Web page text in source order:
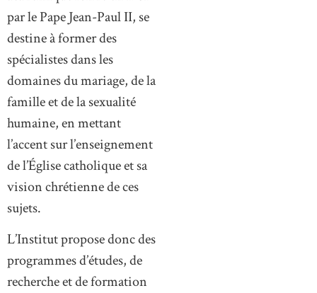
par le Pape Jean-Paul II, se
destine à former des
spécialistes dans les
domaines du mariage, de la
famille et de la sexualité
humaine, en mettant
l’accent sur l’enseignement
de l’Église catholique et sa
vision chrétienne de ces
sujets.
L’Institut propose donc des
programmes d’études, de
recherche et de formation